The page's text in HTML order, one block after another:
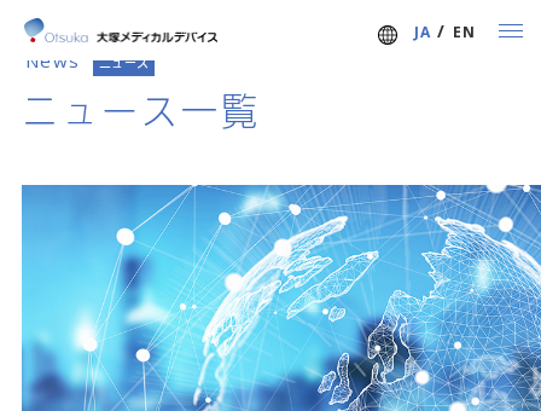
JA / EN
JAPANESE / ENGLISH
グローバルな研究開発体制
医療関係者の皆様へ
News ニュース
ニュース一覧